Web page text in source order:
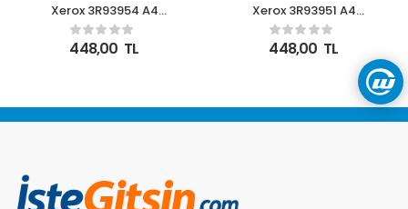
Xerox 3R93954 A4
Symphony Kırmızı 80gr
448,00 TL
Xerox 3R93951 A4
Symphony Koyu Yesil
80gr
448,00 TL